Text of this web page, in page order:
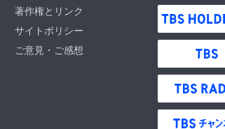
著作権とリンク
サイトポリシー
ご意見・ご感想